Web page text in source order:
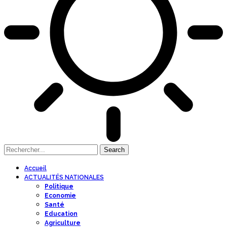
Accueil
ACTUALITÉS NATIONALES
Politique
Economie
Santé
Education
Agriculture